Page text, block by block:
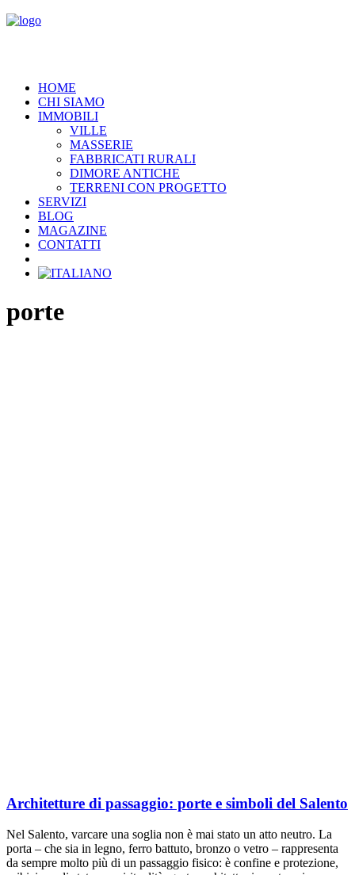
HOME
CHI SIAMO
IMMOBILI
VILLE
MASSERIE
FABBRICATI RURALI
DIMORE ANTICHE
TERRENI CON PROGETTO
SERVIZI
BLOG
MAGAZINE
CONTATTI
porte
Architetture di passaggio: porte e simboli del Salento
Nel Salento, varcare una soglia non è mai stato un atto neutro. La
porta – che sia in legno, ferro battuto, bronzo o vetro – rappresenta
da sempre molto più di un passaggio fisico: è confine e protezione,